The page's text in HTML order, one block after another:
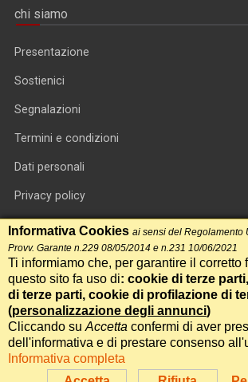
chi siamo
Presentazione
Sostienici
Segnalazioni
Termini e condizioni
Dati personali
Privacy policy
Informativa cookie
RSS feed
RSS Top News
Contatti
International Communication S.r.l. • P.IVA
giornalistica n.191, reg. Tribunale di Roma del
Informativa Cookies ai sensi del Regolamento
Provv. Garante n.229 08/05/2014 e n.231 10/06/2021
Ti informiamo che, per garantire il corretto
questo sito fa uso di: cookie di terze
di terze parti, cookie di profilazione di
(personalizzazione degli annunci)
Cliccando su Accetta confermi di aver
dell'informativa e di prestare consenso
Informativa completa